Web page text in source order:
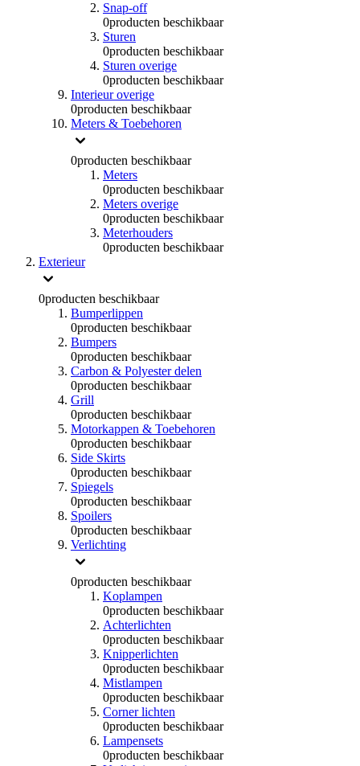
Snap-off
0producten beschikbaar
Sturen
0producten beschikbaar
Sturen overige
0producten beschikbaar
Interieur overige
0producten beschikbaar
Meters & Toebehoren
0producten beschikbaar
Meters
0producten beschikbaar
Meters overige
0producten beschikbaar
Meterhouders
0producten beschikbaar
Exterieur
0producten beschikbaar
Bumperlippen
0producten beschikbaar
Bumpers
0producten beschikbaar
Carbon & Polyester delen
0producten beschikbaar
Grill
0producten beschikbaar
Motorkappen & Toebehoren
0producten beschikbaar
Side Skirts
0producten beschikbaar
Spiegels
0producten beschikbaar
Spoilers
0producten beschikbaar
Verlichting
0producten beschikbaar
Koplampen
0producten beschikbaar
Achterlichten
0producten beschikbaar
Knipperlichten
0producten beschikbaar
Mistlampen
0producten beschikbaar
Corner lichten
0producten beschikbaar
Lampensets
0producten beschikbaar